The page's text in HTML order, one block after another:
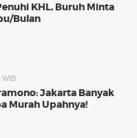
KHL, Buruh Minta
Bulan
WIB
Jakarta Banyak
Murah Upahnya!